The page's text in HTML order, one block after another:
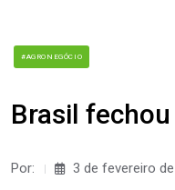
#AGRONEGÓCIO
Brasil
Por: 3 de fevereiro